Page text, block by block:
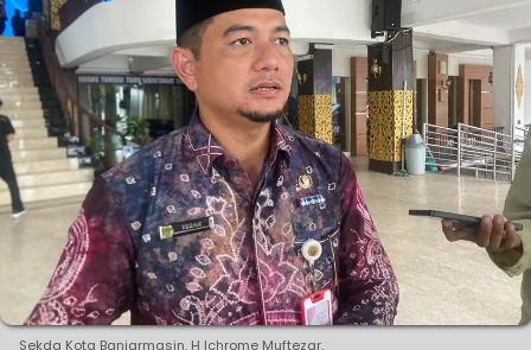
Sekda Kota Banjarmasin, H Ichrome Muftezar.